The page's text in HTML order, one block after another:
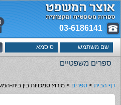
03-6186141
ספרים משפטיים
דף הבית > ספרים > מירוץ סמכויות בין בית-